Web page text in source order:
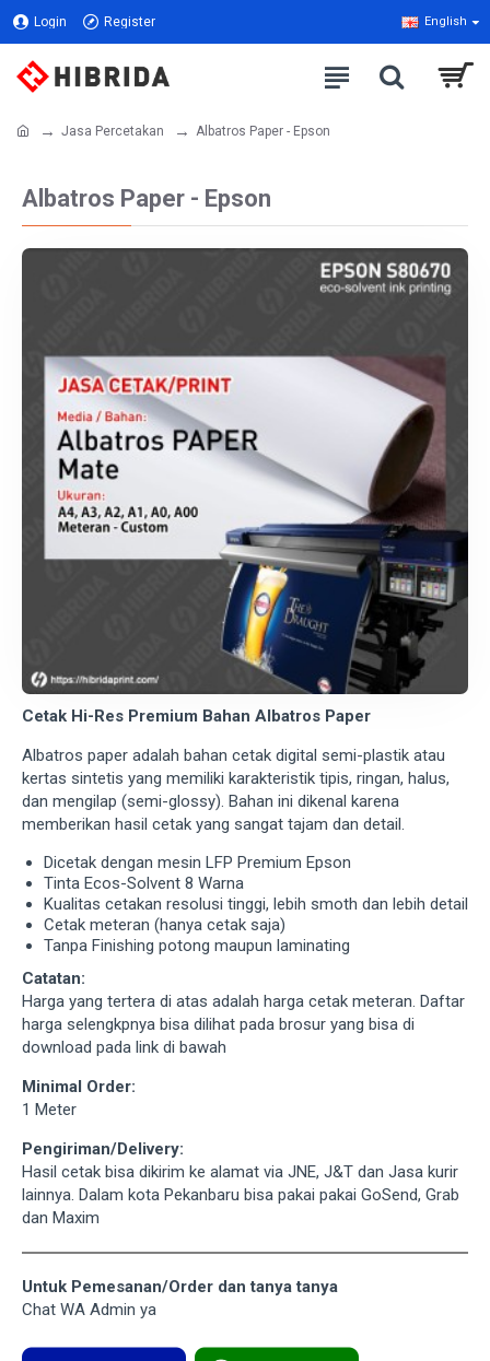
Login Register English
Jasa Percetakan Albatros Paper - Epson
Albatros Paper - Epson
Cetak Hi-Res Premium Bahan Albatros Paper
Albatros paper adalah bahan cetak digital semi-plastik atau
kertas sintetis yang memiliki karakteristik tipis, ringan, halus,
dan mengilap (semi-glossy). Bahan ini dikenal karena
memberikan hasil cetak yang sangat tajam dan detail.
Dicetak dengan mesin LFP Premium Epson
Tinta Ecos-Solvent 8 Warna
Kualitas cetakan resolusi tinggi, lebih smoth dan lebih detail
Cetak meteran (hanya cetak saja)
Tanpa Finishing potong maupun laminating
Catatan:
Harga yang tertera di atas adalah harga cetak meteran. Daftar
harga selengkpnya bisa dilihat pada brosur yang bisa di
download pada link di bawah
Minimal Order:
1 Meter
Pengiriman/Delivery:
Hasil cetak bisa dikirim ke alamat via JNE, J&T dan Jasa kurir
lainnya. Dalam kota Pekanbaru bisa pakai pakai GoSend, Grab
dan Maxim
Untuk Pemesanan/Order dan tanya tanya
Chat WA Admin ya